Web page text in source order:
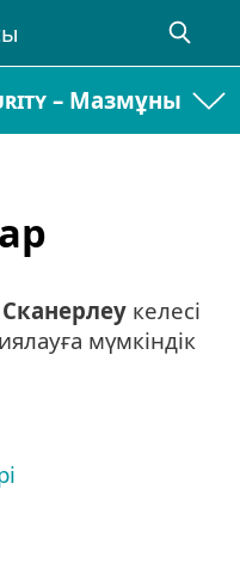
– Мазмұны
Сканерлеу келесі
мүмкіндік